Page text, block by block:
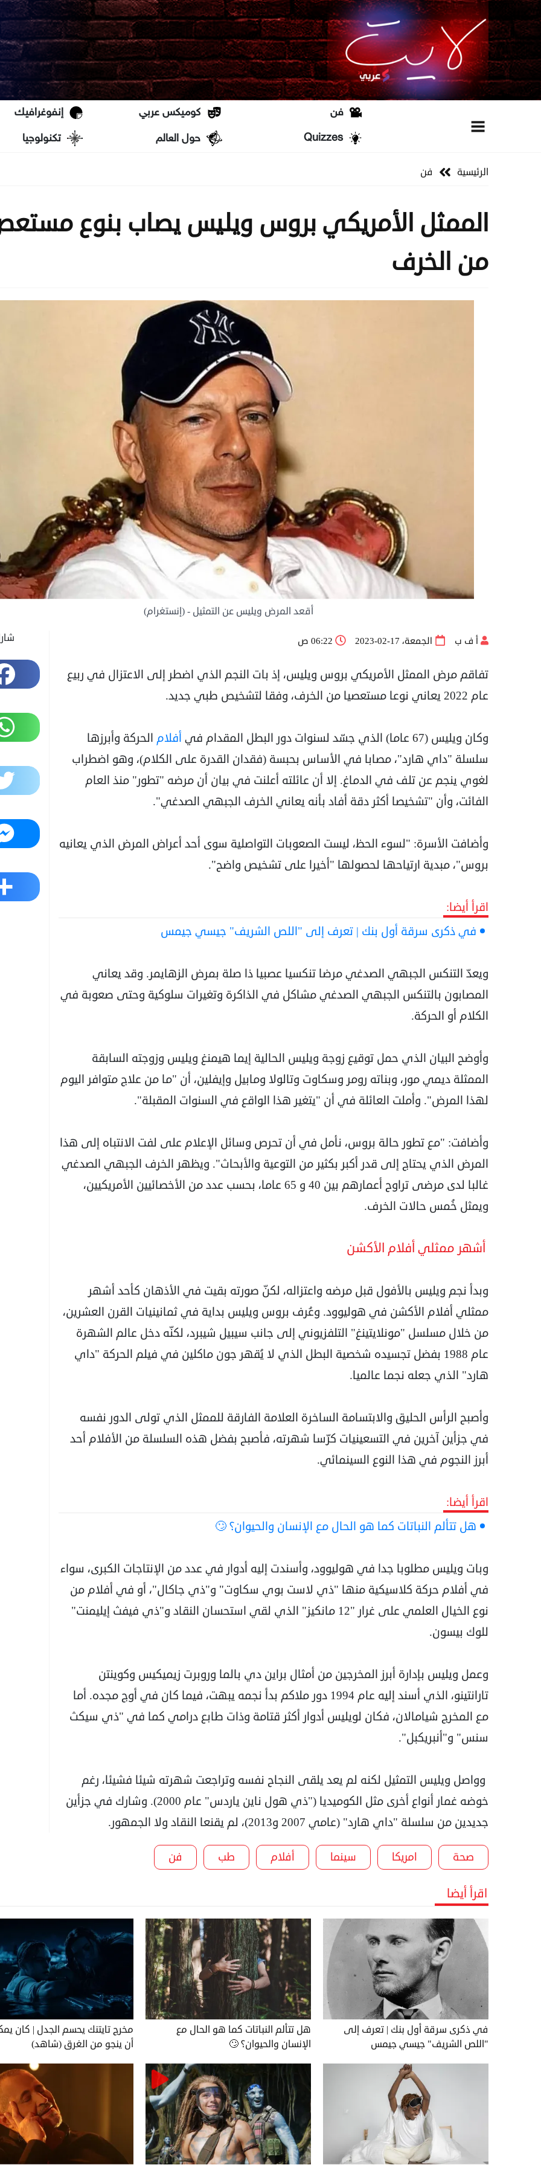
فن كوميكس عربي
إنفوغرافيك
Quizzes
حول العالم تكنولوجيا
الرئيسية فن
الممثل الأمريكي بروس ويليس يصاب بنوع
من الخرف
أقعد المرض ويليس عن التمثيل - (إنستغرام)
أ ف ب الجمعة، 17-02-2023 06:22 ص
تفاقم مرض الممثل الأمريكي بروس ويليس، إذ بات النجم الذي اضطر إلى الاعتزال في ربيع
عام 2022 يعاني نوعا مستعصيا من الخرف، وفقا لتشخيص طبي جديد.
وكان ويليس (67 عاما) الذي جسّد لسنوات دور البطل المقدام في أفلام الحركة وأبرزها
سلسلة "داي هارد"، مصابا في الأساس بحبسة (فقدان القدرة على الكلام)، وهو اضطراب
لغوي ينجم عن تلف في الدماغ. إلا أن عائلته أعلنت في بيان أن مرضه "تطور" منذ العام
الفائت، وأن "تشخيصا أكثر دقة أفاد بأنه يعاني الخرف الجبهي الصدغي".
وأضافت الأسرة: "لسوء الحظ، ليست الصعوبات التواصلية سوى أحد أعراض المرض الذي يعانيه
بروس"، مبدية ارتياحها لحصولها "أخيرا على تشخيص واضح".
اقرأ أيضا:
في ذكرى سرقة أول بنك | تعرف إلى "اللص الشريف" جيسي جيمس
ويعدّ التنكس الجبهي الصدغي مرضا تنكسيا عصبيا ذا صلة بمرض الزهايمر. وقد يعاني
المصابون بالتنكس الجبهي الصدغي مشاكل في الذاكرة وتغيرات سلوكية وحتى صعوبة في
الكلام أو الحركة.
وأوضح البيان الذي حمل توقيع زوجة ويليس الحالية إيما هيمنغ ويليس وزوجته السابقة
الممثلة ديمي مور، وبناته رومر وسكاوت وتالولا ومابيل وإيفلين، أن "ما من علاج متوافر اليوم
لهذا المرض". وأملت العائلة في أن "يتغير هذا الواقع في السنوات المقبلة".
وأضافت: "مع تطور حالة بروس، نأمل في أن تحرص وسائل الإعلام على لفت الانتباه إلى هذا
المرض الذي يحتاج إلى قدر أكبر بكثير من التوعية والأبحاث". ويظهر الخرف الجبهي الصدغي
غالبا لدى مرضى تراوح أعمارهم بين 40 و 65 عاما، بحسب عدد من الأخصائيين الأمريكيين،
ويمثل خُمس حالات الخرف.
أشهر ممثلي أفلام الأكشن
وبدأ نجم ويليس بالأفول قبل مرضه واعتزاله، لكنّ صورته بقيت في الأذهان كأحد أشهر
ممثلي أفلام الأكشن في هوليوود. وعُرف بروس ويليس بداية في ثمانينيات القرن العشرين،
من خلال مسلسل "مونلايتينغ" التلفزيوني إلى جانب سيبيل شيبرد، لكنّه دخل عالم الشهرة
عام 1988 بفضل تجسيده شخصية البطل الذي لا يُقهر جون ماكلين في فيلم الحركة "داي
هارد" الذي جعله نجما عالميا.
وأصبح الرأس الحليق والابتسامة الساخرة العلامة الفارقة للممثل الذي تولى الدور نفسه
في جزأين آخرين في التسعينيات كرّسا شهرته، فأصبح بفضل هذه السلسلة من الأفلام أحد
أبرز النجوم في هذا النوع السينمائي.
اقرأ أيضا:
هل تتألم النباتات كما هو الحال مع الإنسان والحيوان؟ 🙄
وبات ويليس مطلوبا جدا في هوليوود، وأسندت إليه أدوار في عدد من الإنتاجات الكبرى، سواء
في أفلام حركة كلاسيكية منها "ذي لاست بوي سكاوت" و"ذي جاكال"، أو في أفلام من
نوع الخيال العلمي على غرار "12 مانكيز" الذي لقي استحسان النقاد و"ذي فيفث إيليمنت"
للوك بيسون.
وعمل ويليس بإدارة أبرز المخرجين من أمثال براين دي بالما وروبرت زيميكيس وكوينتن
تارانتينو، الذي أسند إليه عام 1994 دور ملاكم بدأ نجمه يبهت، فيما كان في أوج مجده. أما
مع المخرج شيامالان، فكان لويليس أدوار أكثر قتامة وذات طابع درامي كما في "ذي سيكث
سنس" و"أنبريكبل".
وواصل ويليس التمثيل لكنه لم يعد يلقى النجاح نفسه وتراجعت شهرته شيئا فشيئا، رغم
خوضه غمار أنواع أخرى مثل الكوميديا ("ذي هول ناين ياردس" عام 2000). وشارك في جزأين
جديدين من سلسلة "داي هارد" (عامي 2007 و2013)، لم يقنعا النقاد ولا الجمهور.
Facebook
Twitter
Share
صحة امريكا سينما أفلام طب فن
اقرأ أيضا
في ذكرى سرقة أول بنك | تعرف إلى
"اللص الشريف" جيسي جيمس
هل تتألم النباتات كما هو الحال مع
الإنسان والحيوان؟ 🙄
مخرج تايتنك يحسم الجدل | كان
أن ينجو من الغرق (شاهد)